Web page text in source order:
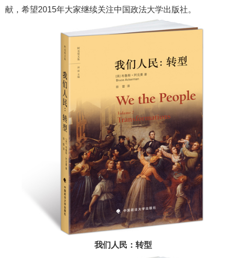
献，希望2015年大家继续关注中国政法大学出版社。
我们人民：转型